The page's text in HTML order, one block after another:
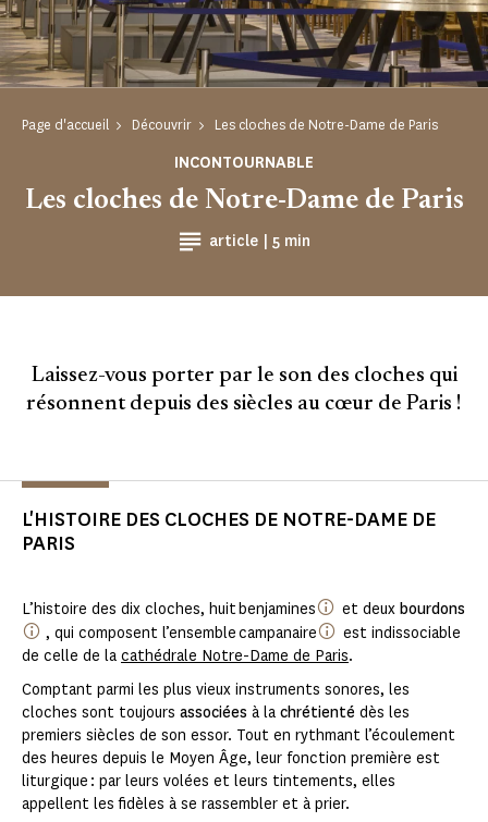
Page d'accueil Découvrir Les cloches de Notre-Dame de Paris
INCONTOURNABLE
article | Temps de Lecture
5 min
Les cloches de Notre-Dame de Paris
Laissez-vous porter par le son des cloches qui
résonnent depuis des siècles au cœur de Paris !
L'HISTOIRE DES CLOCHES DE NOTRE-DAME DE
PARIS
L’histoire des dix cloches, huit benjamines et deux bourdons
, qui composent l’ensemble campanaire
est indissociable
de celle de la cathédrale Notre-Dame de Paris.
Comptant parmi les plus vieux instruments sonores, les
cloches sont toujours associées à la chrétienté dès les
premiers siècles de son essor. Tout en rythmant l’écoulement
des heures depuis le Moyen Âge, leur fonction première est
liturgique : par leurs volées et leurs tintements, elles
appellent les fidèles à se rassembler et à prier.